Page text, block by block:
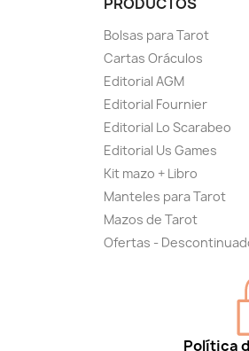
Bolsas para Tarot
Cartas Oráculos
Editorial AGM
Editorial Fournier
Editorial Lo Scarabeo
Editorial Us Games
Kit mazo + Libro
Manteles para Tarot
Mazos de Tarot
Ofertas -
Política